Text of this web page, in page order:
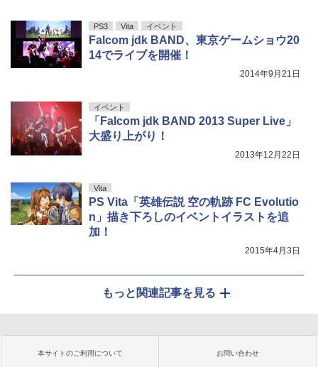
PS3 Vita イベント
Falcom jdk BAND、東京ゲームショウ20
14でライブを開催！
2014年9月21日
イベント
「Falcom jdk BAND 2013 Super Live」
大盛り上がり！
2013年12月22日
Vita
PS Vita「英雄伝説 空の軌跡 FC Evolutio
n」描き下ろしのイベントイラストを追
加！
2015年4月3日
もっと関連記事を見る
本サイトのご利用について お問い合わせ